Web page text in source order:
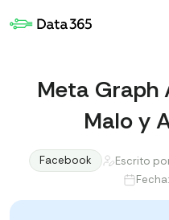
Meta Graph
Malo y
Facebook Escrito
Fecha: